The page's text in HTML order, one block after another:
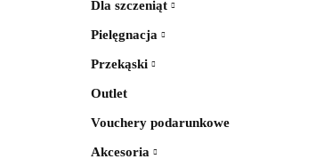
Dla szczeniąt
Pielęgnacja
Przekąski
Outlet
Vouchery podarunkowe
Akcesoria